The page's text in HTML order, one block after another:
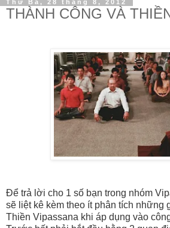
Thứ Ba, 28 tháng 8, 2012
THÀNH CÔNG VÀ
Để trả lời cho 1 số bạn trong nhóm
sẽ liệt kê kèm theo ít phân tích những
Thiền Vipassana khi áp dụng vào